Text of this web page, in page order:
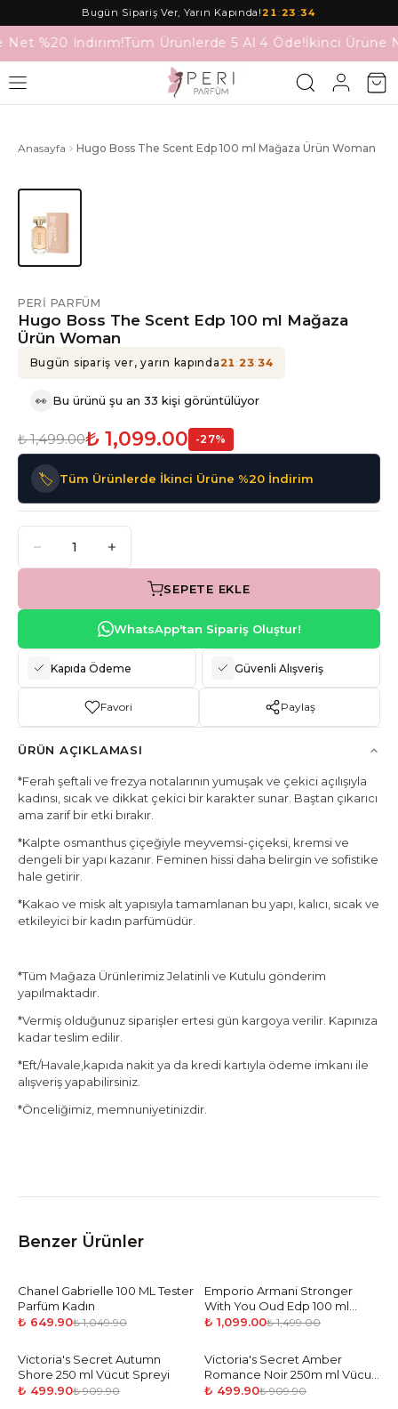
Bugün Sipariş Ver, Yarın Kapında!21:23 :34
Net %20 İndirim!Tüm Ürünlerde 5 Al 4 Öde!İkinci Ürüne
Anasayfa Hugo Boss The Scent Edp 100 ml Mağaza Ürün Woman
PERI PARFÜM
Hugo Boss The Scent Edp 100 ml Mağaza
Ürün Woman
Bugün sipariş ver, yarın kapında21:23:34
👀 Bu ürünü şu an 33 kişi görüntülüyor
₺ 1,499.00₺ 1,099.00 -27%
🏷️ Tüm Ürünlerde İkinci Ürüne %20 İndirim
SEPETE EKLE
WhatsApp'tan Sipariş Oluştur!
Kapıda Ödeme Güvenli Alışveriş
Favori Paylaş
ÜRÜN AÇIKLAMASI
*Ferah şeftali ve frezya notalarının yumuşak ve çekici açılışıyla
kadınsı, sıcak ve dikkat çekici bir karakter sunar. Baştan çıkarıcı
ama zarif bir etki bırakır.
*Kalpte osmanthus çiçeğiyle meyvemsi-çiçeksi, kremsi ve
dengeli bir yapı kazanır. Feminen hissi daha belirgin ve sofistike
hale getirir.
*Kakao ve misk alt yapısıyla tamamlanan bu yapı, kalıcı, sıcak ve
etkileyici bir kadın parfümüdür.
*Tüm Mağaza Ürünlerimiz Jelatinli ve Kutulu gönderim
yapılmaktadır.
*Vermiş olduğunuz siparişler ertesi gün kargoya verilir. Kapınıza
kadar teslim edilir.
*Eft/Havale,kapıda nakit ya da kredi kartıyla ödeme imkanı ile
alışveriş yapabilirsiniz.
*Önceliğimiz, memnuniyetinizdir.
Benzer Ürünler
-38%
Chanel Gabrielle 100 ML Tester
Parfüm Kadın
₺ 649.90₺ 1,049.90
-27%
Emporio Armani Stronger
With You Oud Edp 100 ml
Mağaza Ürün Unisex
₺ 1,099.00₺ 1,499.00
-45%
Victoria's Secret Autumn
Shore 250 ml Vücut Spreyi
₺ 499.90₺ 909.90
-45%
Victoria's Secret Amber
Romance Noir 250m ml Vücut
Spreyi
₺ 499.90₺ 909.90